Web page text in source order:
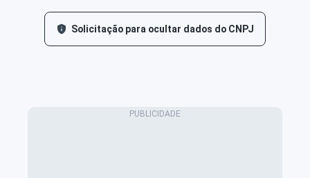
Solicitação para ocultar dados do CNPJ